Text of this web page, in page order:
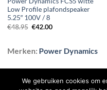
Low Profile plafondspeaker
5.25″ 100V / 8
€48.95 Oorspronkelijke
€42.00Huidige
Merken: Power Dynamics
We gebruiken cookies om